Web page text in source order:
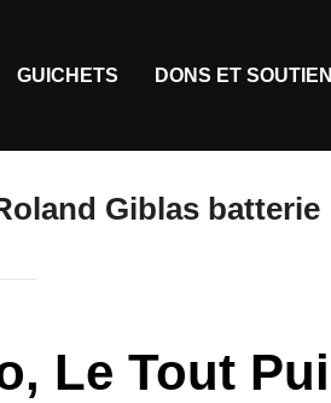
GUICHETS DONS ET
Giblas batterie
Le Tout